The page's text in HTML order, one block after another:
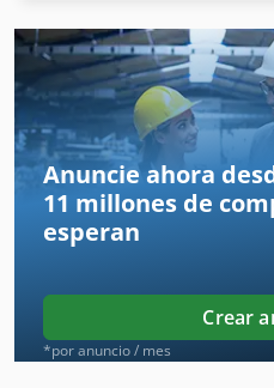
Erba Titan
Hbp
Hbs
Hebilla
Hhs
Hojas
Ideal Bss
Anuncie ahora
11 millones de
esperan
Crear
*por anuncio / mes